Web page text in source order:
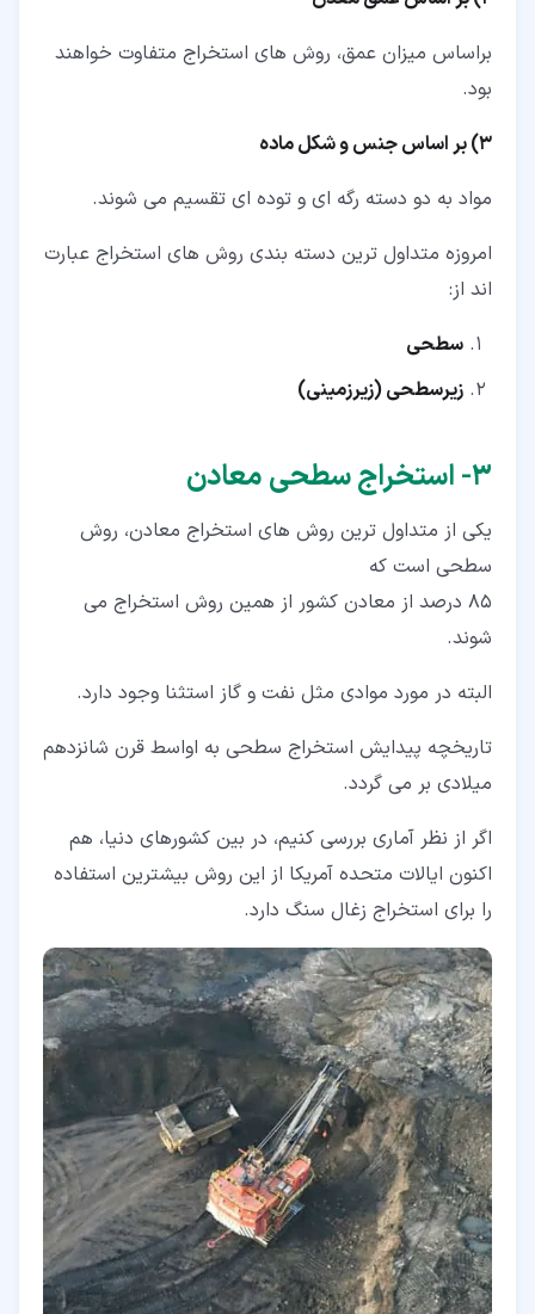
براساس میزان عمق، روش های استخراج متفاوت خواهند
بود.
3) بر اساس جنس و شکل ماده
مواد به دو دسته رگه ای و توده ای تقسیم می شوند.
امروزه متداول ترین دسته بندی روش های استخراج عبارت
اند از:
سطحی
زیرسطحی (زیرزمینی)
۳‏- استخراج سطحی معادن
یکی از متداول ترین روش های استخراج معادن، روش
سطحی است که
85 درصد از معادن کشور از همین روش استخراج می
شوند.
البته در مورد موادی مثل نفت و گاز استثنا وجود دارد.
تاریخچه پیدایش استخراج سطحی به اواسط قرن شانزدهم
میلادی بر می گردد.
اگر از نظر آماری بررسی کنیم، در بین کشورهای دنیا، هم
اکنون ایالات متحده آمریکا از این روش بیشترین استفاده
را برای استخراج زغال سنگ دارد.